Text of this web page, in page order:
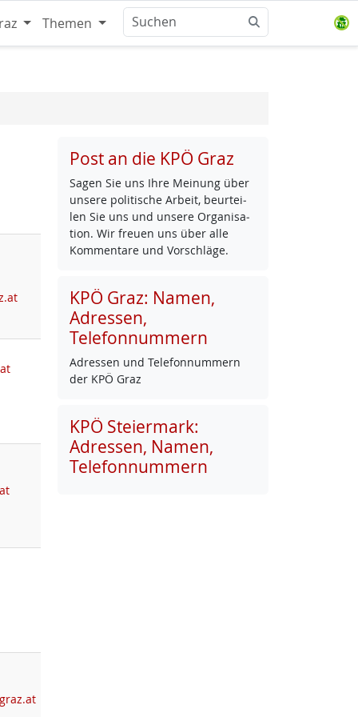
Themen
Post an die KPÖ Graz
Sa­gen Sie uns Ih­re Mei­nung über
un­se­re po­li­ti­sche Ar­beit, be­ur­tei­
len Sie uns und un­se­re Or­ga­ni­sa­
ti­on. Wir freu­en uns über al­le
Kom­men­ta­re und Vor­schlä­ge.
KPÖ Graz: Namen,
Adressen,
Telefonnummern
Adres­sen und Te­le­fon­num­mern
der KPÖ Graz
KPÖ Steiermark:
Adressen, Namen,
Telefonnummern